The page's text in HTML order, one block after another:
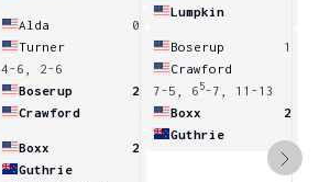
Alda
0
Turner
4-6, 2-6
Boserup
2
Crawford
Boxx
2
Guthrie
Lumpkin
Boserup
1
Crawford
7-5, 6 5-7, 11-13
Boxx
2
Guthrie